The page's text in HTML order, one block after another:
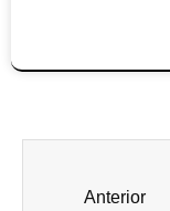
Anterior